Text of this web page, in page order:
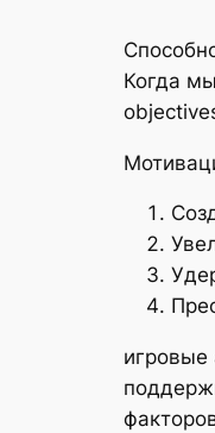
Когда